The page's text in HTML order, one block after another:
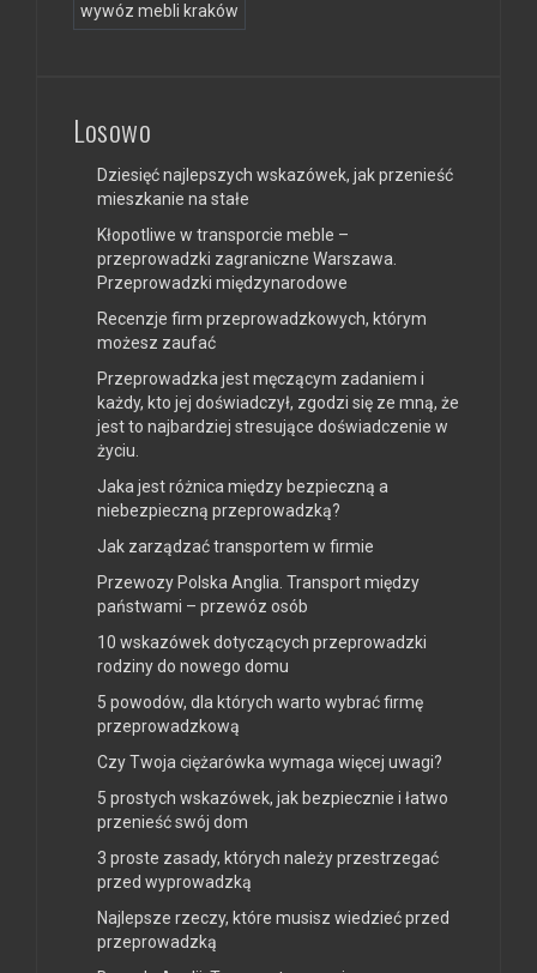
wywóz mebli kraków
Losowo
Dziesięć najlepszych wskazówek, jak przenieść
mieszkanie na stałe
Kłopotliwe w transporcie meble –
przeprowadzki zagraniczne Warszawa.
Przeprowadzki międzynarodowe
Recenzje firm przeprowadzkowych, którym
możesz zaufać
Przeprowadzka jest męczącym zadaniem i
każdy, kto jej doświadczył, zgodzi się ze mną, że
jest to najbardziej stresujące doświadczenie w
życiu.
Jaka jest różnica między bezpieczną a
niebezpieczną przeprowadzką?
Jak zarządzać transportem w firmie
Przewozy Polska Anglia. Transport między
państwami – przewóz osób
10 wskazówek dotyczących przeprowadzki
rodziny do nowego domu
5 powodów, dla których warto wybrać firmę
przeprowadzkową
Czy Twoja ciężarówka wymaga więcej uwagi?
5 prostych wskazówek, jak bezpiecznie i łatwo
przenieść swój dom
3 proste zasady, których należy przestrzegać
przed wyprowadzką
Najlepsze rzeczy, które musisz wiedzieć przed
przeprowadzką